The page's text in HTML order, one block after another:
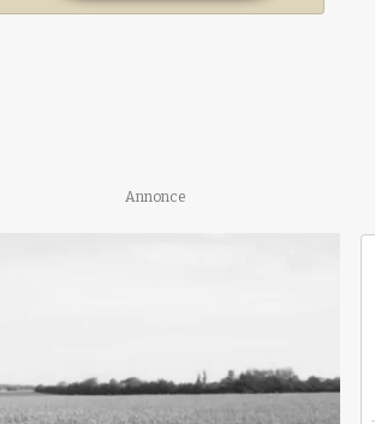
Annonce